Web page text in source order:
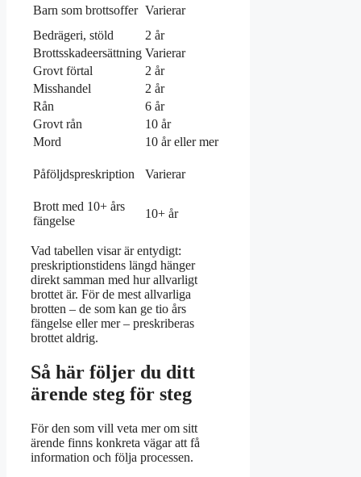
Barn som brottsoffer Varierar
Bedrägeri, stöld
2 år
Brottsskadeersättning Varierar
Grovt förtal
2 år
Misshandel
2 år
Rån
6 år
Grovt rån
10 år
Mord
10 år eller mer
Påföljdspreskription Varierar
Brott med 10+ års
fängelse
10+ år
Vad tabellen visar är entydigt:
preskriptionstidens längd hänger
direkt samman med hur allvarligt
brottet är. För de mest allvarliga
brotten – de som kan ge tio års
fängelse eller mer – preskriberas
brottet aldrig.
Så här följer du ditt
ärende steg för steg
För den som vill veta mer om sitt
ärende finns konkreta vägar att få
information och följa processen.